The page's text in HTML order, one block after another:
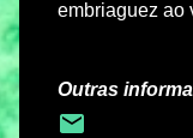
embriaguez ao
Outras